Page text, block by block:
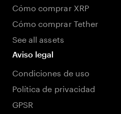
Cómo comprar XRP
Cómo comprar Tether
See all assets
Aviso legal
Condiciones de uso
Política de privacidad
GPSR